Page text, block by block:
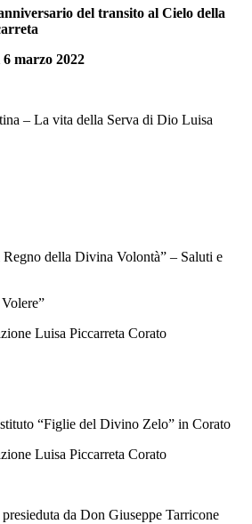
del transito al Cielo della
marzo 2022
– La vita della Serva di Dio Luisa
della Divina Volontà” – Saluti e
Luisa Piccarreta Corato
“Figlie del Divino Zelo” in Corato
Luisa Piccarreta Corato
da Don Giuseppe Tarricone